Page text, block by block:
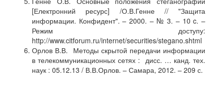
[Електронний ресурс] /О.В.Генне // "Защита
информации. Конфидент". – 2000. – № 3. – 10 c. –
Режим доступу:
http://www.citforum.ru/internet/securities/stegano.shtml
Орлов В.В. Методы скрытой передачи информации
в телекоммуникационных сетях : дисс. … канд. тех.
наук : 05.12.13 / В.В.Орлов. – Самара, 2012. – 209 с.